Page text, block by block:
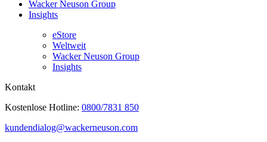
Wacker Neuson Group
Insights
eStore
Weltweit
Wacker Neuson Group
Insights
Kontakt
Kostenlose Hotline: 0800/7831 850
kundendialog@wackerneuson.com